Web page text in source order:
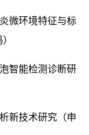
微环境特征与标
智能检测诊断研
新技术研究（申